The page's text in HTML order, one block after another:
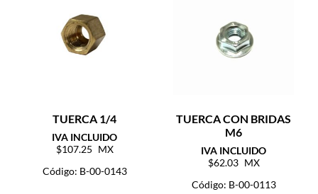
TUERCA 1/4
107.25
Código: B-00-0143
TUERCA CON BRIDAS
M6
62.03
Código: B-00-0113